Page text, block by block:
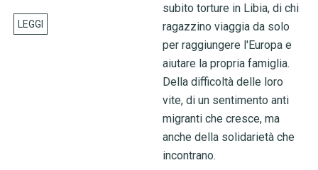
subito torture in Libia, di chi
ragazzino viaggia da solo
per raggiungere l'Europa e
aiutare la propria famiglia.
Della difficoltà delle loro
vite, di un sentimento anti
migranti che cresce, ma
anche della solidarietà che
incontrano.